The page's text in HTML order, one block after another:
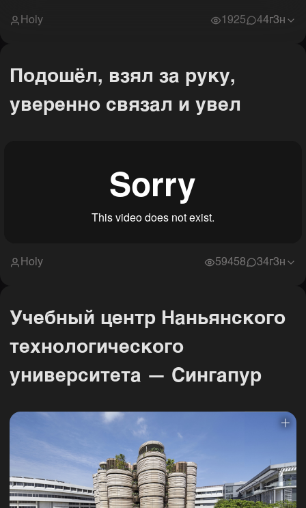
Holy 1925 44г3н
Подошёл, взял за руку,
уверенно связал и увел
Holy 59458 34г3н
Учебный центр Наньянского
технологического
университета — Сингапур